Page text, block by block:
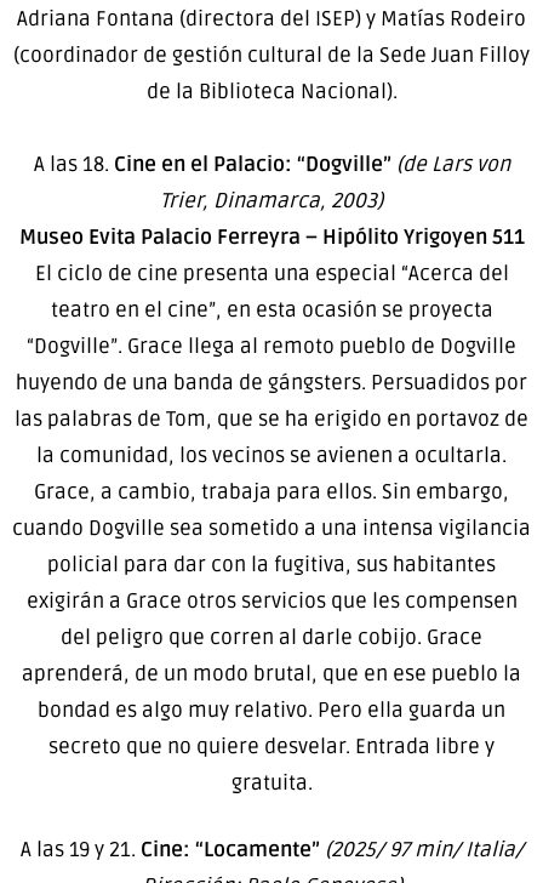
Adriana Fontana (directora del ISEP) y Matías Rodeiro
(coordinador de gestión cultural de la Sede Juan Filloy
de la Biblioteca Nacional).
A las 18. Cine en el Palacio: “Dogville” (de Lars von
Trier, Dinamarca, 2003)
Museo Evita Palacio Ferreyra – Hipólito Yrigoyen 511
El ciclo de cine presenta una especial “Acerca del
teatro en el cine”, en esta ocasión se proyecta
“Dogville”. Grace llega al remoto pueblo de Dogville
huyendo de una banda de gángsters. Persuadidos por
las palabras de Tom, que se ha erigido en portavoz de
la comunidad, los vecinos se avienen a ocultarla.
Grace, a cambio, trabaja para ellos. Sin embargo,
cuando Dogville sea sometido a una intensa vigilancia
policial para dar con la fugitiva, sus habitantes
exigirán a Grace otros servicios que les compensen
del peligro que corren al darle cobijo. Grace
aprenderá, de un modo brutal, que en ese pueblo la
bondad es algo muy relativo. Pero ella guarda un
secreto que no quiere desvelar. Entrada libre y
gratuita.
A las 19 y 21. Cine: “Locamente” (2025/ 97 min/ Italia/